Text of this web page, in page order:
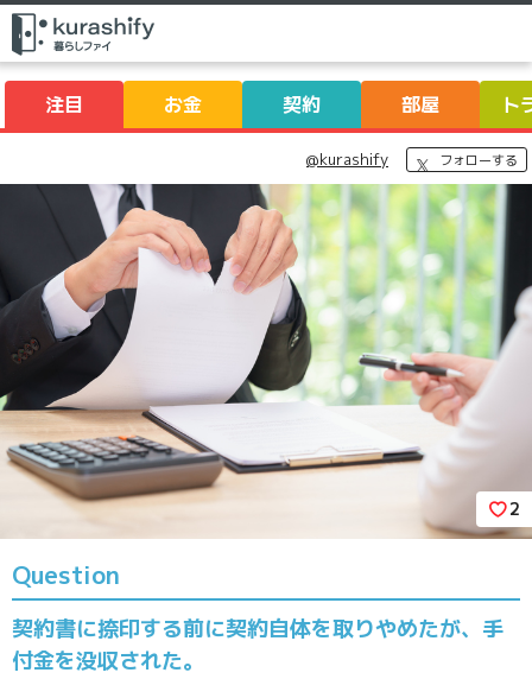
注目 お金 契約 部屋 ト
@kurashify フォローする
2
契約書に捺印する前に契約自体を取りやめたが、手
付金を没収された。
Question